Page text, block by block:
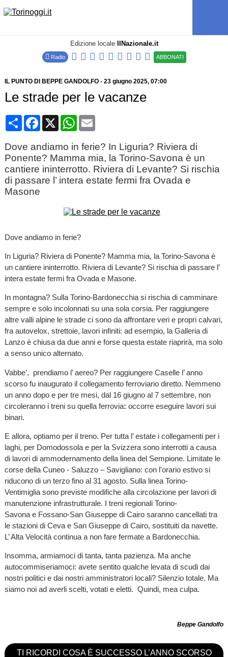
Edizione locale IlNazionale.it
Radio ABBONATI
IL PUNTO DI BEPPE GANDOLFO- 23 giugno 2025, 07:00
Le strade per le vacanze
CondividiFacebook
X WhatsApp
Email
Dove andiamo in ferie? In Liguria? Riviera di
Ponente? Mamma mia, la Torino-Savona è un
cantiere ininterrotto. Riviera di Levante? Si rischia
di passare l’ intera estate fermi fra Ovada e
Masone
Dove andiamo in ferie?
In Liguria? Riviera di Ponente? Mamma mia, la Torino-Savona è
un cantiere ininterrotto. Riviera di Levante? Si rischia di passare l’
intera estate fermi fra Ovada e Masone.
In montagna? Sulla Torino-Bardonecchia si rischia di camminare
sempre e solo incolonnati su una sola corsia. Per raggiungere
altre valli alpine le strade ci sono da affrontare veri e propri calvari,
fra autovelox, strettoie, lavori infiniti: ad esempio, la Galleria di
Lanzo è chiusa da due anni e forse questa estate riaprirà, ma solo
a senso unico alternato.
Vabbe’, prendiamo l’ aereo? Per raggiungere Caselle l’ anno
scorso fu inaugurato il collegamento ferroviario diretto. Nemmeno
un anno dopo e per tre mesi, dal 16 giugno al 7 settembre, non
circoleranno i treni su quella ferrovia: occorre eseguire lavori sui
binari.
E allora, optiamo per il treno. Per tutta l’ estate i collegamenti per i
laghi, per Domodossola e per la Svizzera sono interrotti a causa
di lavori di ammodernamento della linea del Sempione. Limitate le
corse della Cuneo - Saluzzo – Savigliano: con l'orario estivo si
riducono di un terzo fino al 31 agosto. Sulla linea Torino-
Ventimiglia sono previste modifiche alla circolazione per lavori di
manutenzione infrastrutturale. I treni regionali Torino-
Savona e Fossano-San Giuseppe di Cairo saranno cancellati tra
le stazioni di Ceva e San Giuseppe di Cairo, sostituiti da navette.
L’ Alta Velocità continua a non fare fermate a Bardonecchia.
Insomma, armiamoci di tanta, tanta pazienza. Ma anche
autocommiseriamoci: avete sentito qualche levata di scudi dai
nostri politici e dai nostri amministratori locali? Silenzio totale. Ma
siamo noi ad averli scelti, votati e eletti. Quindi, mea culpa.
Beppe Gandolfo
TI RICORDI COSA È SUCCESSO L’ANNO SCORSO